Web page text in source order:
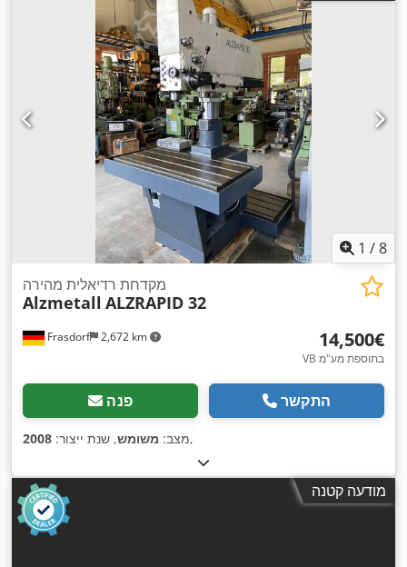
1 /8
Frasdorf 2,672 km
מקדחת רדיאלית מהירה
Alzmetall ALZRAPID 32
‏14,500 ‏€
VB בתוספת מע"מ
פנה התקשר
מצב: משומש, שנת ייצור: 2008 ,
מודעה קטנה